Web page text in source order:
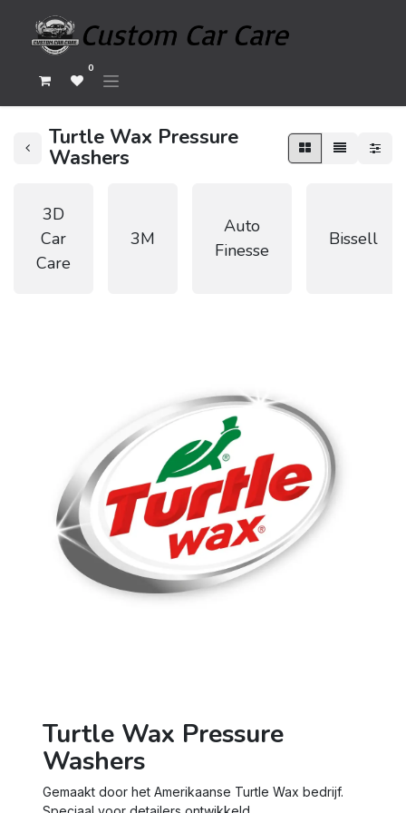
0
Turtle Wax Pressure
Washers
3D
Car
Care
3M
Auto
Finesse
Bissell
Turtle Wax Pressure
Washers
Gemaakt door het Amerikaanse Turtle Wax bedrijf.